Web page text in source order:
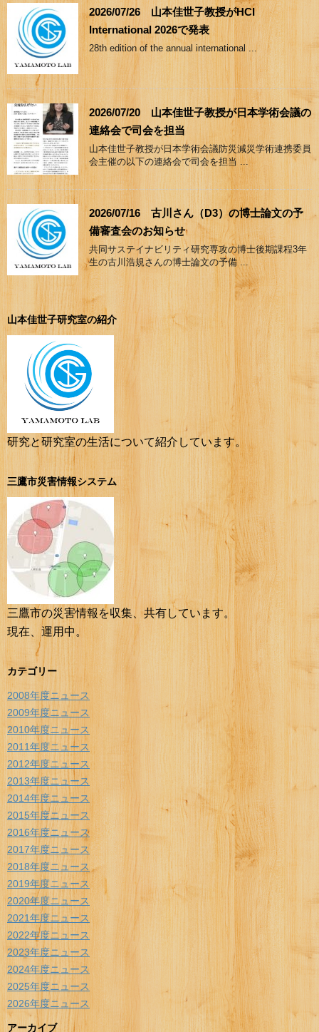
2026/07/26 山本佳世子教授がHCI
International 2026で発表
28th edition of the annual international ...
2026/07/20 山本佳世子教授が日本学術会議の
連絡会で司会を担当
山本佳世子教授が日本学術会議防災減災学術連携委員
会主催の以下の連絡会で司会を担当 ...
2026/07/16 古川さん（D3）の博士論文の予
備審査会のお知らせ
共同サステイナビリティ研究専攻の博士後期課程3年
生の古川浩規さんの博士論文の予備 ...
山本佳世子研究室の紹介
研究と研究室の生活について紹介しています。
三鷹市災害情報システム
三鷹市の災害情報を収集、共有しています。
現在、運用中。
カテゴリー
2008年度ニュース
2009年度ニュース
2010年度ニュース
2011年度ニュース
2012年度ニュース
2013年度ニュース
2014年度ニュース
2015年度ニュース
2016年度ニュース
2017年度ニュース
2018年度ニュース
2019年度ニュース
2020年度ニュース
2021年度ニュース
2022年度ニュース
2023年度ニュース
2024年度ニュース
2025年度ニュース
2026年度ニュース
アーカイブ